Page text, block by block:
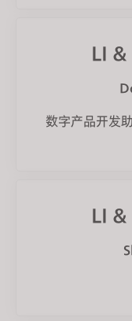
LI &
数字产品开发
LI &